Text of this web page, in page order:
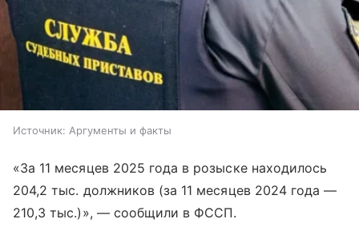
Источник: Аргументы и факты
«За 11 месяцев 2025 года в розыске находилось
204,2 тыс. должников (за 11 месяцев 2024 года —
210,3 тыс.)», — сообщили в ФССП.